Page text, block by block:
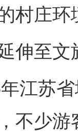
村庄环
至文
苏省
不少